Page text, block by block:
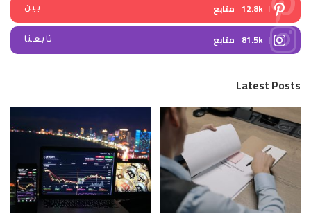
12.8k متابع بين
81.5k متابع تابعنا
Latest Posts